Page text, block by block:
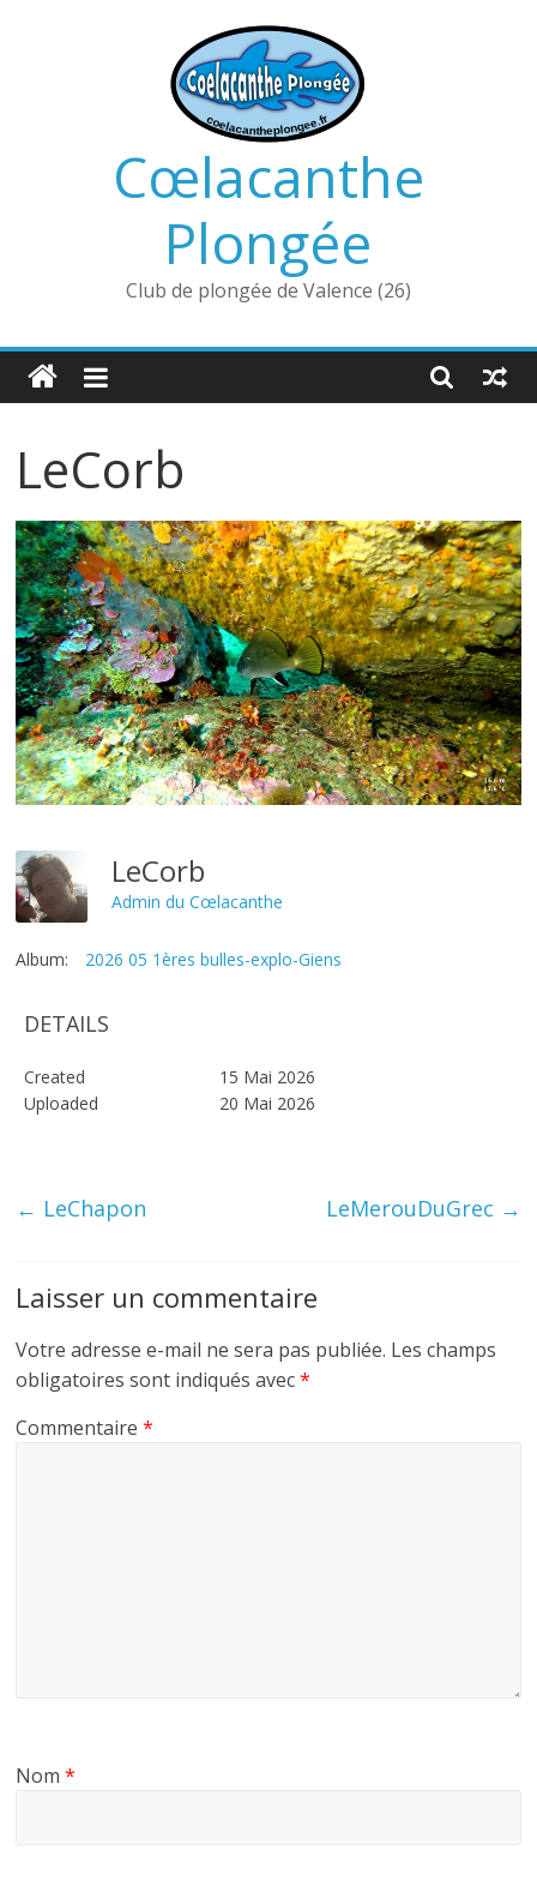
Cœlacanthe
Plongée
Club de plongée de Valence (26)
LeCorb
LeCorb
Admin du Cœlacanthe
Album: 2026 05 1ères bulles-explo-Giens
DETAILS
Created
15 Mai 2026
Uploaded
20 Mai 2026
← LeChapon LeMerouDuGrec →
Laisser un commentaire
Votre adresse e-mail ne sera pas publiée. Les champs
obligatoires sont indiqués avec*
Commentaire*
Nom*